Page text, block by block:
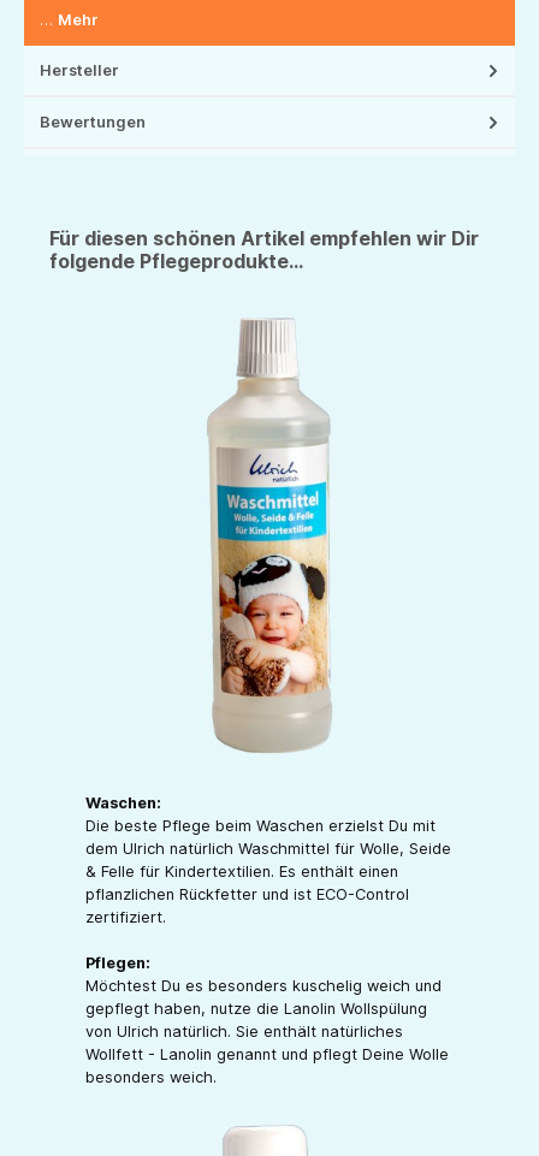
… Mehr
Hersteller
Bewertungen
Für diesen schönen Artikel empfehlen wir Dir
folgende Pflegeprodukte...
Waschen:
Die beste Pflege beim Waschen erzielst Du mit
dem Ulrich natürlich Waschmittel für Wolle, Seide
& Felle für Kindertextilien. Es enthält einen
pflanzlichen Rückfetter und ist ECO-Control
zertifiziert.
Pflegen:
Möchtest Du es besonders kuschelig weich und
gepflegt haben, nutze die Lanolin Wollspülung
von Ulrich natürlich. Sie enthält natürliches
Wollfett - Lanolin genannt und pflegt Deine Wolle
besonders weich.